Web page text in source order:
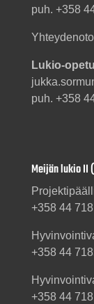
puh. +358
Lukio-
puh. +358
Meijän lukio II
+358 44
+358 44
+358 44